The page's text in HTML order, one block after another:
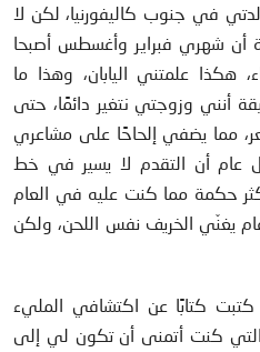
في جنوب كاليفورنيا، لكن لا
أن شهري فبراير وأغسطس أصبحا
هكذا علمتني اليابان، وهذا ما
أنني وزوجتي نتغير دائمًا، حتى
مما يضفي إلحاحًا على مشاعري
عام أن التقدم لا يسير في خط
حكمة مما كنت عليه في العام
30 عامًا. كل عام يغنّي الخريف نفس اللحن، ولكن
كتابًا عن اكتشافي المليء
التي كنت أتمنى أن تكون لي إلى